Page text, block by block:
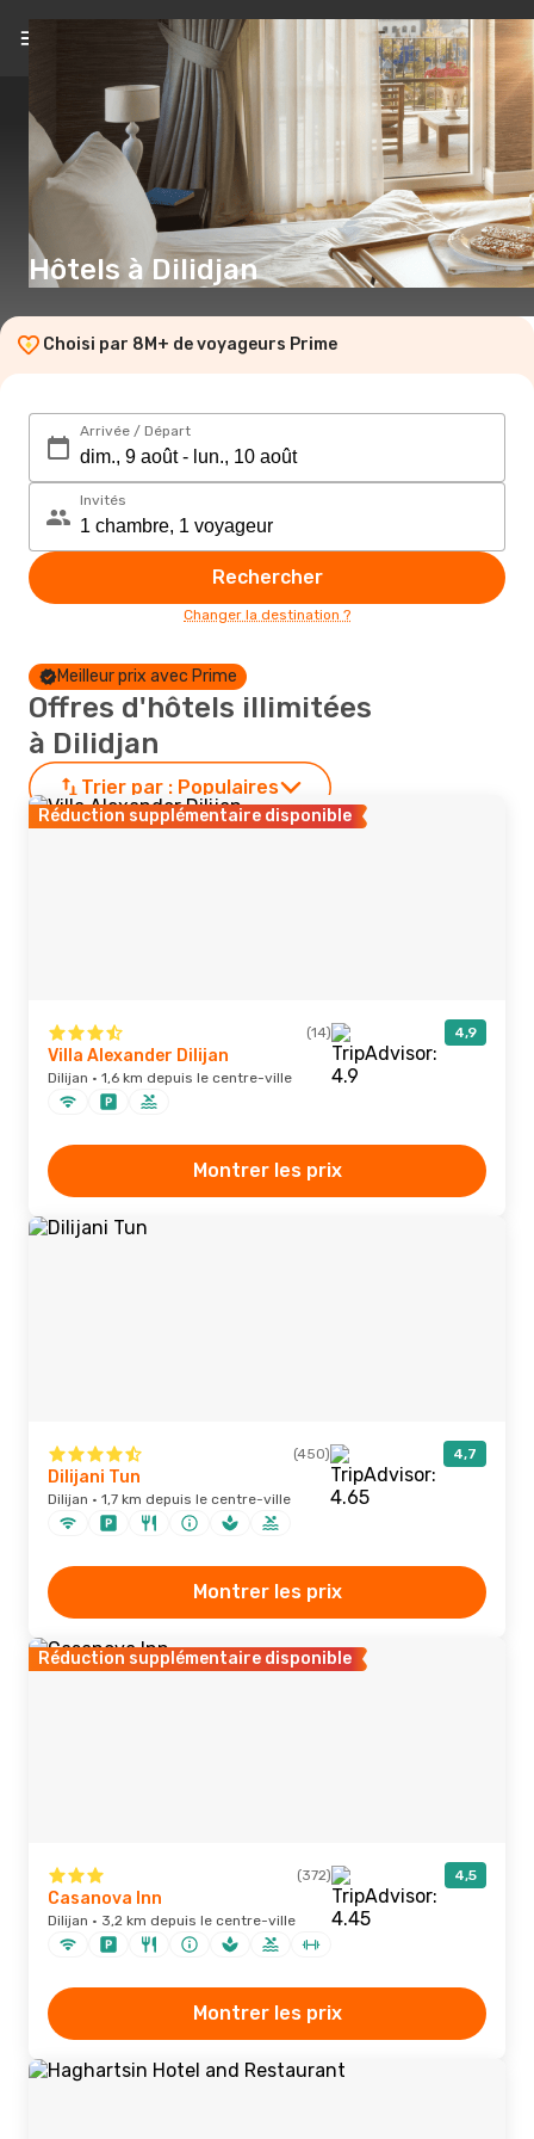
FR(€)
Hôtels à Dilidjan
Choisi par 8M+ de voyageurs Prime
Arrivée / Départ
Invités
Rechercher
Changer la destination ?
Meilleur prix avec Prime
Offres d'hôtels illimitées
à Dilidjan
Trier par : Populaires
Réduction supplémentaire disponible
(14) 4,9
Villa Alexander Dilijan
Dilijan · 1,6 km depuis le centre-ville
Montrer les prix
(450) 4,7
Dilijani Tun
Dilijan · 1,7 km depuis le centre-ville
Montrer les prix
Réduction supplémentaire disponible
(372) 4,5
Casanova Inn
Dilijan · 3,2 km depuis le centre-ville
Montrer les prix